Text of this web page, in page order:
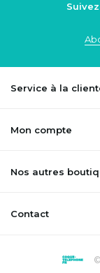
Service à la
Mon compte
Nos autres
Contact